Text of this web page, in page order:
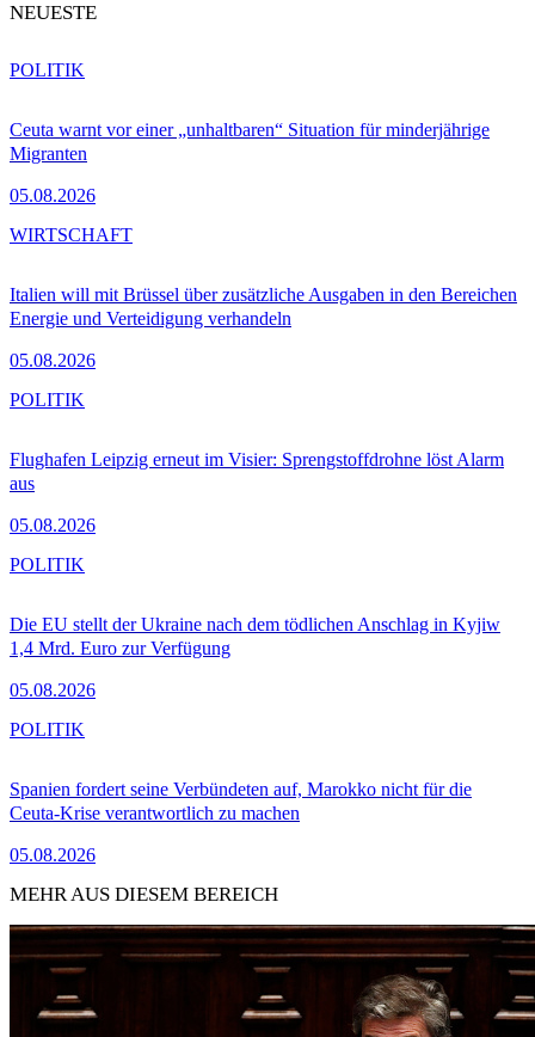
NEUESTE
Ceuta warnt vor einer „unhaltbaren“ Situation für minderjährige
Migranten
05.08.2026
POLITIK
Italien will mit Brüssel über zusätzliche Ausgaben in den Bereichen
Energie und Verteidigung verhandeln
05.08.2026
WIRTSCHAFT
Flughafen Leipzig erneut im Visier: Sprengstoffdrohne löst Alarm
aus
05.08.2026
POLITIK
Die EU stellt der Ukraine nach dem tödlichen Anschlag in Kyjiw
1,4 Mrd. Euro zur Verfügung
05.08.2026
POLITIK
Spanien fordert seine Verbündeten auf, Marokko nicht für die
Ceuta-Krise verantwortlich zu machen
05.08.2026
POLITIK
MEHR AUS DIESEM BEREICH